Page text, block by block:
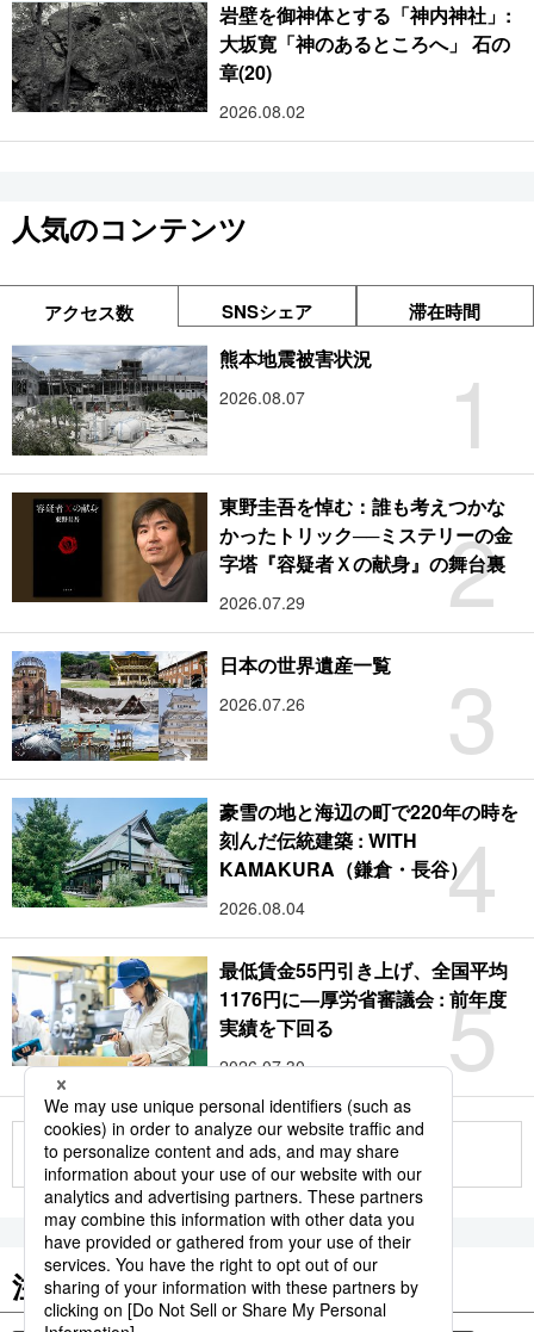
岩壁を御神体とする「神内神社」:
大坂寛「神のあるところへ」 石の
章(20)
2026.08.02
人気のコンテンツ
アクセス数 SNSシェア 滞在時間
1
熊本地震被害状況
2026.08.07
2
東野圭吾を悼む：誰も考えつかな
かったトリック──ミステリーの金
字塔『容疑者Ｘの献身』の舞台裏
2026.07.29
3
日本の世界遺産一覧
2026.07.26
4
豪雪の地と海辺の町で220年の時を
刻んだ伝統建築 : WITH
KAMAKURA（鎌倉・長谷）
2026.08.04
5
最低賃金55円引き上げ、全国平均
1176円に―厚労省審議会 : 前年度
実績を下回る
2026.07.30
もっと見る
注目のキーワード